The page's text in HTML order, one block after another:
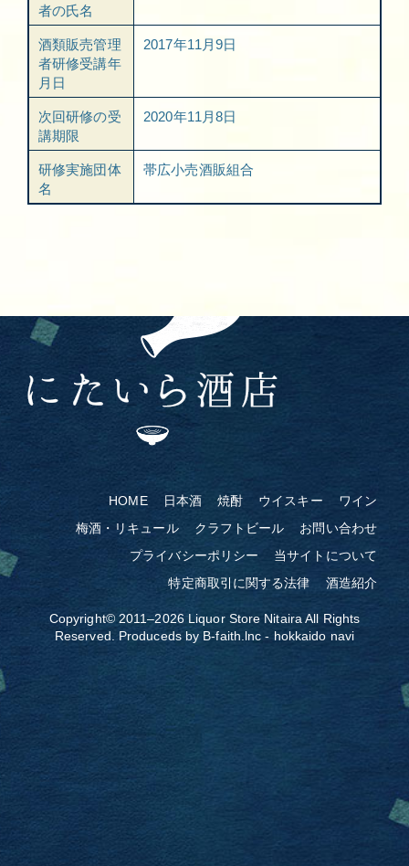
者の氏名
酒類販売管理
者研修受講年
月日
2017年11月9日
次回研修の受
講期限
2020年11月8日
研修実施団体
名
帯広小売酒販組合
HOME 日本酒 焼酎 ウイスキー
ワイン
梅酒・リキュール
クラフトビール
お問い合わせ
プライバシーポリシー
当サイトについて
特定商取引に関する法律
酒造紹介
Copyright© 2011–2026 Liquor Store Nitaira All Rights
Reserved. Produceds by B-faith.lnc - hokkaido navi